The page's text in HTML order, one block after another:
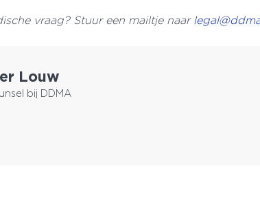
vraag? Stuur een mailtje naar
Louw
bij DDMA